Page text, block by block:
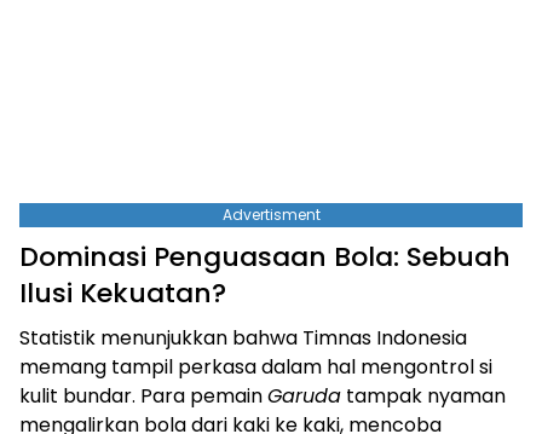
Advertisment
Dominasi Penguasaan Bola: Sebuah
Ilusi Kekuatan?
Statistik menunjukkan bahwa Timnas Indonesia
memang tampil perkasa dalam hal mengontrol si
kulit bundar. Para pemainGaruda tampak nyaman
mengalirkan bola dari kaki ke kaki, mencoba